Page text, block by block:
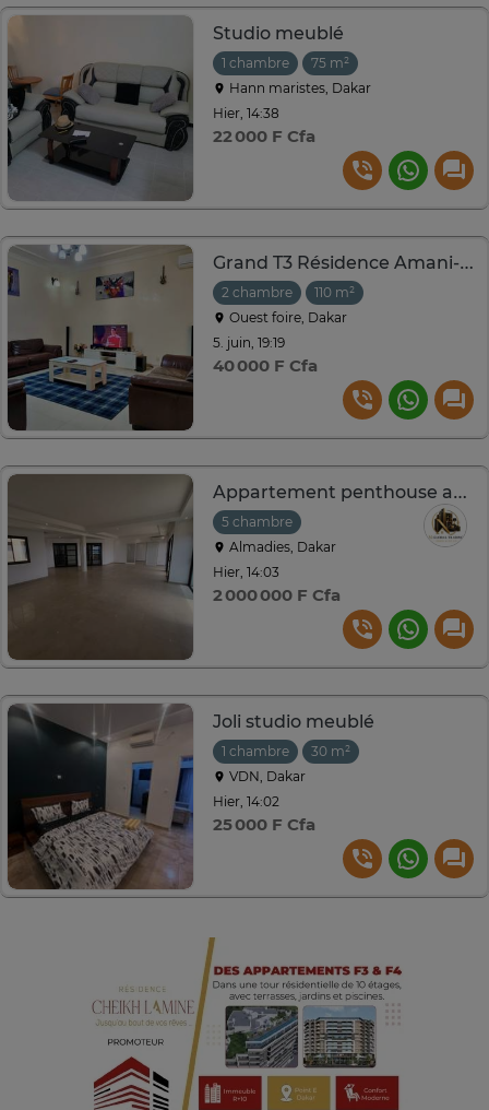
Studio meublé
1 chambre
75 m²
Hann maristes, Dakar
Hier, 14:38
22 000 F Cfa
Grand T3 Résidence Amani-VDN Exclusive–2 Chambres, Parking
2 chambre
110 m²
Ouest foire, Dakar
5. juin, 19:19
40 000 F Cfa
Appartement penthouse aux almadies
5 chambre
Almadies, Dakar
Hier, 14:03
2 000 000 F Cfa
Joli studio meublé
1 chambre
30 m²
VDN, Dakar
Hier, 14:02
25 000 F Cfa